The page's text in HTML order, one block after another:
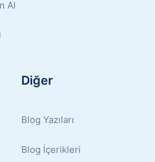
Al
Diğer
Blog Yazıları
Blog İçerikleri